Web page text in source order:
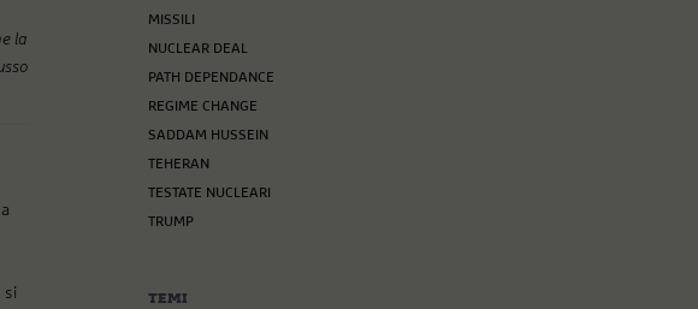
la
si
MISSILI
NUCLEAR DEAL
PATH DEPENDANCE
REGIME CHANGE
SADDAM HUSSEIN
TEHERAN
TESTATE NUCLEARI
TRUMP
TEMI